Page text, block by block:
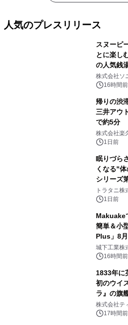
人気のプレスリリース
スヌーピ
とに楽し
の人気銭
ラボレー
ボグッズ
株式会社ソ
16時間前
帰りの渋
三井アウ
で約5分
メニュー
株式会社楽
1日前
眠りづら
くなる"
シリーズ
トラタニ株
1日前
Makuake
簡単＆小
Plus」8
ーブル1本
ぐっと豊か
城下工業株
16時間前
1833年に
初のウイ
ラ』の旗
生 バカル
没入型バ
株式会社テ
17時間前